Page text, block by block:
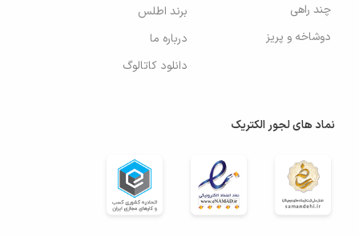
چند راهی
دوشاخه و پریز
برند اطلس
درباره ما
دانلود کاتالوگ
نماد های لجور الکتریک